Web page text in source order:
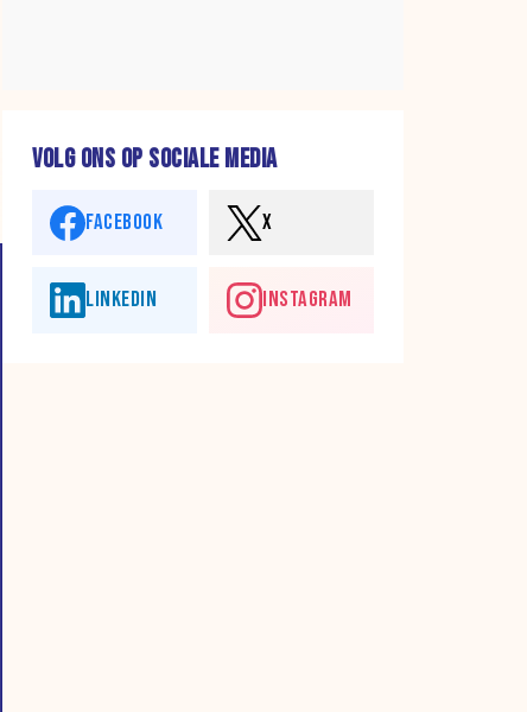
VOLG ONS OP SOCIALE MEDIA
FACEBOOK X
LINKEDIN INSTAGRAM